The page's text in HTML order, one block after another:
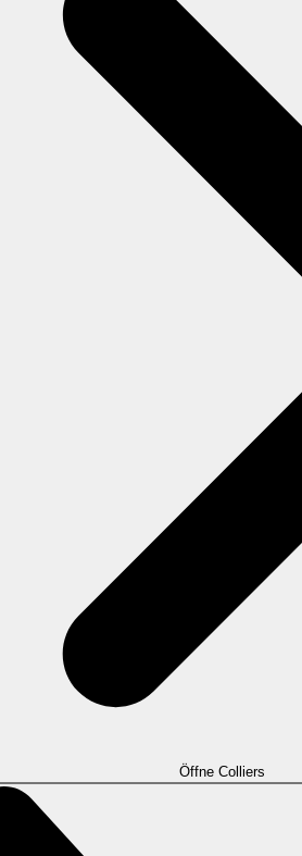
Öffne Colliers